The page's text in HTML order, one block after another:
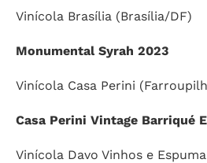
Vinícola Brasília (Brasília/DF)
Monumental Syrah 2023
Vinícola Casa Perini
Casa Perini Vintage Barriqué
Vinícola Davo Vinhos e